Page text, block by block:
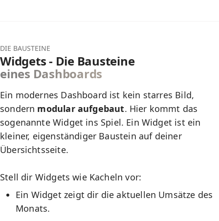
DIE BAUSTEINE
Widgets - Die Bausteine
eines Dashboards
Ein modernes Dashboard ist kein starres Bild,
sondern modular aufgebaut. Hier kommt das
sogenannte Widget ins Spiel. Ein Widget ist ein
kleiner, eigenständiger Baustein auf deiner
Übersichtsseite.
Stell dir Widgets wie Kacheln vor:
Ein Widget zeigt dir die aktuellen Umsätze des
Monats.